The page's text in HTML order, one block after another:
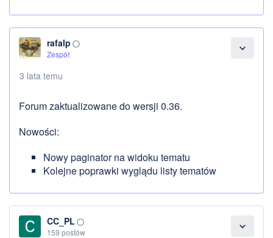
expand_more
rafalp panorama_fish_eye
Zespół
3 lata temu
Forum zaktualizowane do wersji 0.36.
Nowości:
Nowy paginator na widoku tematu
Kolejne poprawki wyglądu listy tematów
expand_more
CC_PL panorama_fish_eye
159 postów